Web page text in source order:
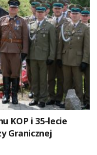
KOP i 35-lecie
Granicznej